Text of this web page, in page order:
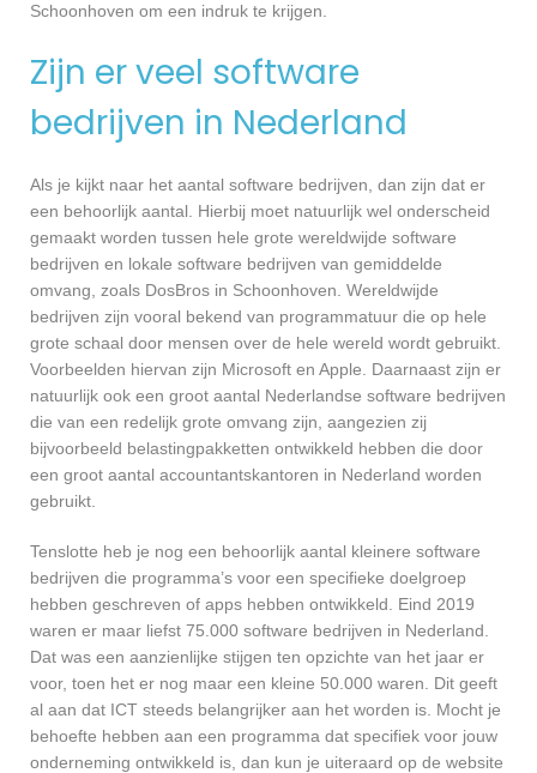
Schoonhoven om een indruk te krijgen.
Zijn er veel software
bedrijven in Nederland
Als je kijkt naar het aantal software bedrijven, dan zijn dat er
een behoorlijk aantal. Hierbij moet natuurlijk wel onderscheid
gemaakt worden tussen hele grote wereldwijde software
bedrijven en lokale software bedrijven van gemiddelde
omvang, zoals DosBros in Schoonhoven. Wereldwijde
bedrijven zijn vooral bekend van programmatuur die op hele
grote schaal door mensen over de hele wereld wordt gebruikt.
Voorbeelden hiervan zijn Microsoft en Apple. Daarnaast zijn er
natuurlijk ook een groot aantal Nederlandse software bedrijven
die van een redelijk grote omvang zijn, aangezien zij
bijvoorbeeld belastingpakketten ontwikkeld hebben die door
een groot aantal accountantskantoren in Nederland worden
gebruikt.
Tenslotte heb je nog een behoorlijk aantal kleinere software
bedrijven die programma’s voor een specifieke doelgroep
hebben geschreven of apps hebben ontwikkeld. Eind 2019
waren er maar liefst 75.000 software bedrijven in Nederland.
Dat was een aanzienlijke stijgen ten opzichte van het jaar er
voor, toen het er nog maar een kleine 50.000 waren. Dit geeft
al aan dat ICT steeds belangrijker aan het worden is. Mocht je
behoefte hebben aan een programma dat specifiek voor jouw
onderneming ontwikkeld is, dan kun je uiteraard op de website